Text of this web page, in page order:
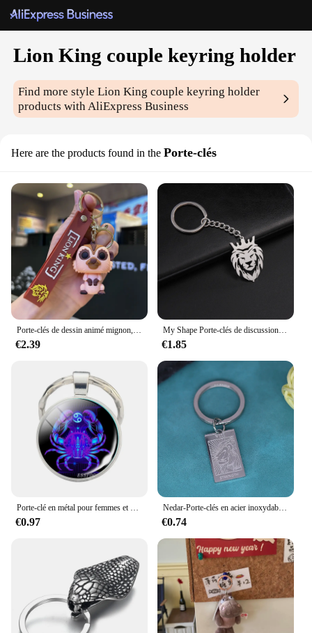
Lion King couple keyring holder
Find more styleLion King couple keyring holder
products with AliExpress Business
Here are the products found in the Porte-clés
Porte-clés de dessin animé mignon, pendentif de voiture de couple, le même sac de confrontation de beurre
€2.39
My Shape Porte-clés de discussion punk pour hommes et garçons, porte-clés animal, couronne de roi, accessoires de sac à dos de voiture, cadeaux de bijoux de mode
€1.85
Porte-clé en métal pour femmes et hommes, 12 signes du zodiaque, cadeaux d'astrologie à la mode
€0.97
Nedar-Porte-clés en acier inoxydable pour hommes et femmes
€0.74